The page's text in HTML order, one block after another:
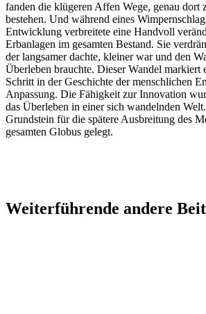
fanden die klügeren Affen Wege, genau dort
bestehen. Und während eines
Entwicklung verbreitete eine Handvoll
Erbanlagen im gesamten Bestand. Sie
der langsamer dachte, kleiner war und den
Überleben brauchte. Dieser Wandel markiert
Schritt in der Geschichte der menschlichen
Anpassung. Die Fähigkeit zur Innovation
das Überleben in einer sich wandelnden
Grundstein für die spätere Ausbreitung des
gesamten Globus gelegt.
Weiterführende andere